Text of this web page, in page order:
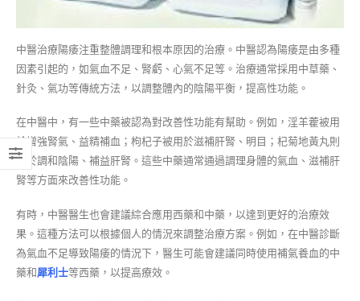
中醫治療陽痿注重整體調理和根本原因的治療。中醫認為陽痿是由多種
因素引起的，如氣血不足、腎虧、心氣不足等。治療通常採用中草藥、
針灸、氣功等傳統方法，以調整體內的陰陽平衡，提高性功能。
在中醫中，有一些中藥被認為對改善性功能有幫助。例如，淫羊藿被用
於增強腎氣、益精補血；枸杞子被用於滋補肝腎、明目；杞菊地黃丸則
用於調和陰陽、補益肝腎。這些中藥通常通過調理身體的氣血、滋補肝
腎等方面來改善性功能。
有時，中醫醫生也會建議綜合應用西藥和中藥，以達到更好的治療效
果。這種方法可以根據個人的情況來調整治療方案。例如，在中醫診斷
為氣血不足導致陽痿的情況下，醫生可能會建議同時使用補氣養血的中
藥和犀利士等西藥，以提高療效。